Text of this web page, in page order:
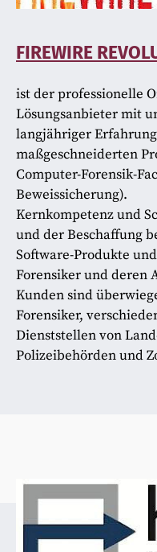
FIREWIRE
ist der professionelle
Lösungsanbieter mit
langjähriger
maßgeschneiderten
Computer-Forensik-
Beweissicherung).
Kernkompetenz und
und der Beschaffung
Software-Produkte
Forensiker und deren
Kunden sind
Forensiker,
Dienststellen von
Polizeibehörden und